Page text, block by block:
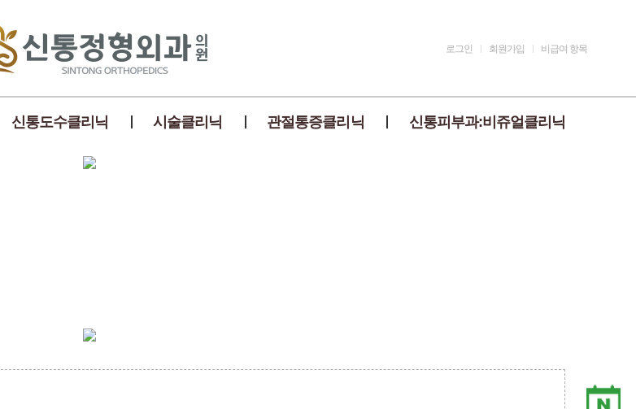
로그인 회원가입 비급여 항목
신통도수클리닉 시술클리닉 관절통증클리닉 신통피부과:비쥬얼클리닉